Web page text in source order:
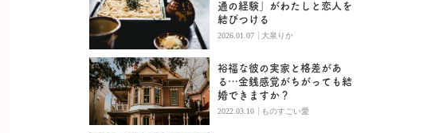
通の経験」がわたしと恋人を
結びつける
2026.01.07 | 大泉りか
裕福な彼の実家と格差があ
る…金銭感覚がちがっても結
婚できますか？
2022.03.10 | ものすごい愛